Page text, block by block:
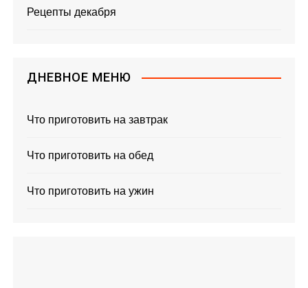
Рецепты декабря
ДНЕВНОЕ МЕНЮ
Что приготовить на завтрак
Что приготовить на обед
Что приготовить на ужин